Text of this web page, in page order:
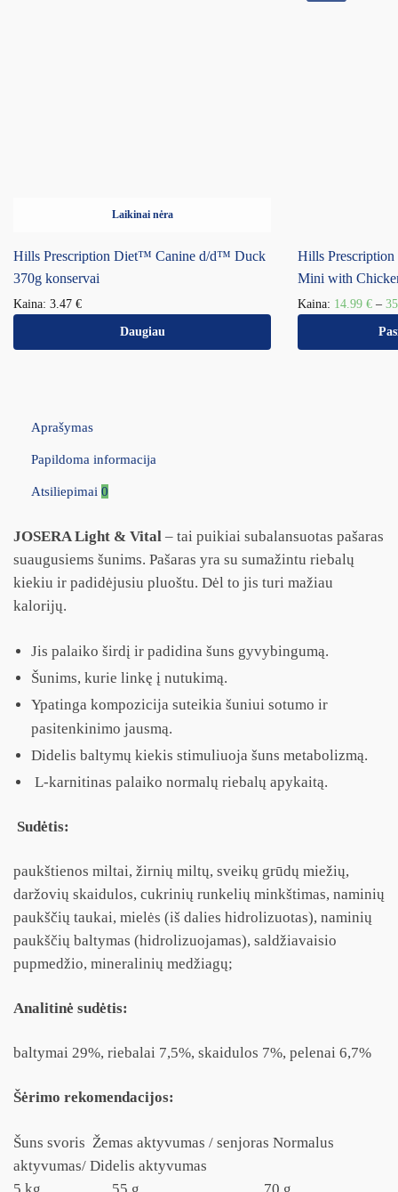
Laikinai nėra
Hills Prescription Diet™ Canine d/d™ Duck
370g konservai
Kaina: 3.47 €
Daugiau
Hills
Mini with
Kaina: 14.99 € –
Aprašymas
Papildoma informacija
Atsiliepimai 0
JOSERA Light & Vital – tai puikiai subalansuotas pašaras
suaugusiems šunims. Pašaras yra su sumažintu riebalų
kiekiu ir padidėjusiu pluoštu. Dėl to jis turi mažiau
kalorijų.
Jis palaiko širdį ir padidina šuns gyvybingumą.
Šunims, kurie linkę į nutukimą.
Ypatinga kompozicija suteikia šuniui sotumo ir
pasitenkinimo jausmą.
Didelis baltymų kiekis stimuliuoja šuns metabolizmą.
L-karnitinas palaiko normalų riebalų apykaitą.
Sudėtis:
paukštienos miltai, žirnių miltų, sveikų grūdų miežių,
daržovių skaidulos, cukrinių runkelių minkštimas, naminių
paukščių taukai, mielės (iš dalies hidrolizuotas), naminių
paukščių baltymas (hidrolizuojamas), saldžiavaisio
pupmedžio, mineralinių medžiagų;
Analitinė sudėtis:
baltymai 29%, riebalai 7,5%, skaidulos 7%, pelenai 6,7%
Šėrimo rekomendacijos:
Šuns svoris Žemas aktyvumas / senjoras Normalus
aktyvumas/ Didelis aktyvumas
5 kg 55 g 70 g